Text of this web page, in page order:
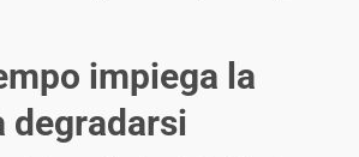
impiega la
degradarsi